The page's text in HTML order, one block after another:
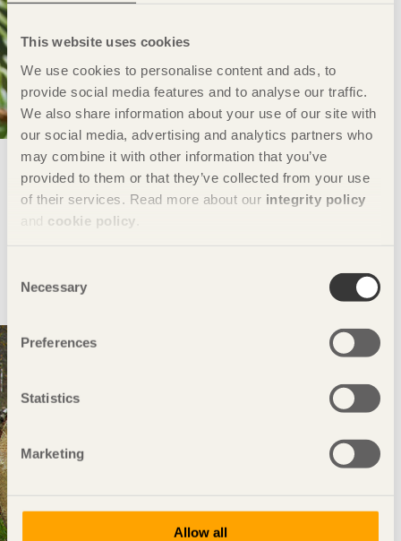
This website uses cookies
We use cookies to personalise content and ads, to
provide social media features and to analyse our traffic.
We also share information about your use of our site with
our social media, advertising and analytics partners who
may combine it with other information that you’ve
provided to them or that they’ve collected from your use
of their services. Read more about our integrity policy
and cookie policy
Selection
Necessary
Preferences
Statistics
Marketing
Allow all
قائمة المصطلحات
هنا يمكنك بسرعة وسهولة العتور على وفهم
المصطلحات التي تذكر في الصفحات "إختيار الخشب